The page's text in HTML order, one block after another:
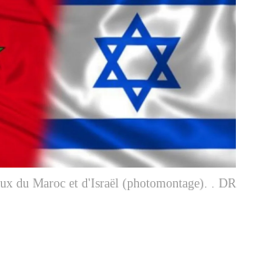
du Maroc et d'Israël (photomontage). . DR